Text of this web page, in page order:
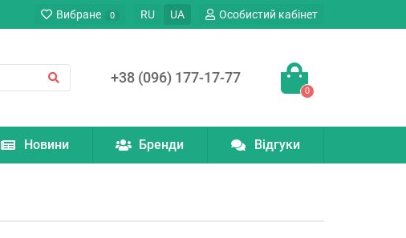
Вибране 0 RU UA Особистий кабінет
+38 (096) 177-17-77
0
Новини Бренди Відгуки